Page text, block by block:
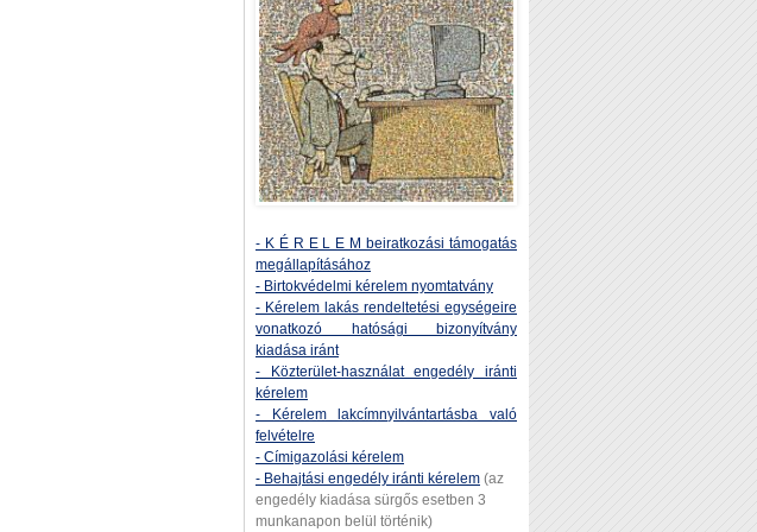
- K É R E L E M beiratkozási támogatás
megállapításához
- Birtokvédelmi kérelem nyomtatvány
- Kérelem lakás rendeltetési egységeire
vonatkozó hatósági bizonyítvány
kiadása iránt
- Közterület-használat engedély iránti
kérelem
- Kérelem lakcímnyilvántartásba való
felvételre
- Címigazolási kérelem
- Behajtási engedély iránti kérelem (az
engedély kiadása sürgős esetben 3
munkanapon belül történik)